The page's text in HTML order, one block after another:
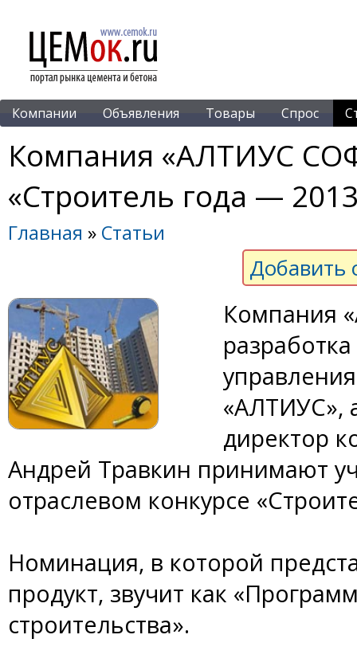
Компании Объявления Товары Спрос
Компания «АЛТИУС
«Строитель года —
Главная » Статьи
Добавить
Компания
«АЛТИУС»,
директор
Андрей Травкин принимают
отраслевом конкурсе
Номинация, в которой
продукт, звучит как
строительства».